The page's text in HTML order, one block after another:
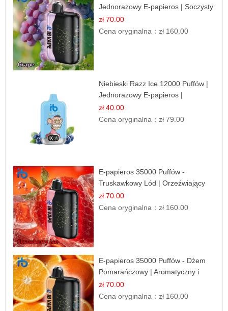
Jednorazowy E-papieros | Soczysty
Smak Winogron
zł 70.00
Cena oryginalna：zł 160.00
Niebieski Razz Ice 12000 Puffów |
Jednorazowy E-papieros |
Jagodowy Chłód
zł 40.00
Cena oryginalna：zł 79.00
E-papieros 35000 Puffów -
Truskawkowy Lód | Orzeźwiający
Smak
zł 70.00
Cena oryginalna：zł 160.00
E-papieros 35000 Puffów - Dżem
Pomarańczowy | Aromatyczny i
Długotrwały
zł 70.00
Cena oryginalna：zł 160.00